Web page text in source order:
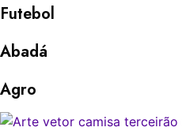
Futebol
Abadá
Agro